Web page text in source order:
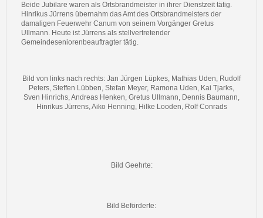
Beide Jubilare waren als Ortsbrandmeister in ihrer Dienstzeit tätig.
Hinrikus Jürrens übernahm das Amt des Ortsbrandmeisters der
damaligen Feuerwehr Canum von seinem Vorgänger Gretus
Ullmann. Heute ist Jürrens als stellvertretender
Gemeindeseniorenbeauftragter tätig.
Bild von links nach rechts: Jan Jürgen Lüpkes, Mathias Uden, Rudolf
Peters, Steffen Lübben, Stefan Meyer, Ramona Uden, Kai Tjarks,
Sven Hinrichs, Andreas Henken, Gretus Ullmann, Dennis Baumann,
Hinrikus Jürrens, Aiko Henning, Hilke Looden, Rolf Conrads
Bild Geehrte:
Bild Beförderte: